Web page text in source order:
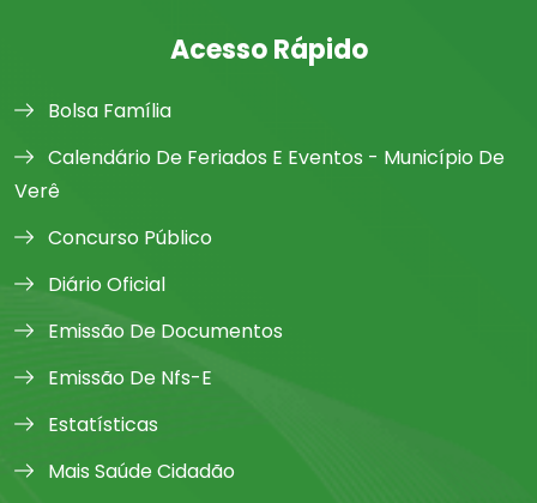
Acesso Rápido
Bolsa Família
Calendário De Feriados E Eventos - Município De
Verê
Concurso Público
Diário Oficial
Emissão De Documentos
Emissão De Nfs-E
Estatísticas
Mais Saúde Cidadão